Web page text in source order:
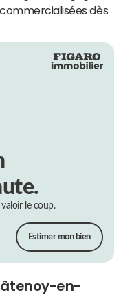
dès
le coup.
Estimer mon bien
en-